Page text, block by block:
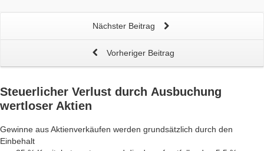
Nächster Beitrag
Vorheriger Beitrag
Steuerlicher Verlust durch Ausbuchung
wertloser Aktien
Gewinne aus Aktienverkäufen werden grundsätzlich durch den
Einbehalt